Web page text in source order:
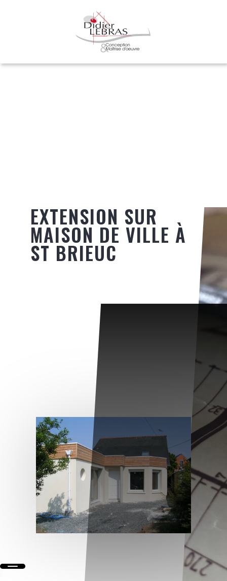
EXTENSION SUR
MAISON DE VILLE À
ST BRIEUC